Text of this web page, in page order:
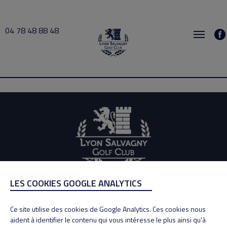
04 78 48 88 48
Faudais 2025-09-01 13:00 → 2025-09-01 14:00
ADRESSE
69890 La Tour de Salvagny
Tél : 04 78 48 88 48
LES COOKIES GOOGLE ANALYTICS
Ce site utilise des cookies de Google Analytics. Ces cookies nous
aident à identifier le contenu qui vous intéresse le plus ainsi qu'à